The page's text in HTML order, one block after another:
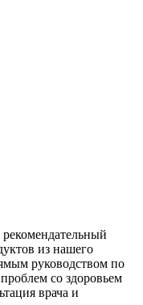
из нашего
руководством по
со здоровьем
врача и